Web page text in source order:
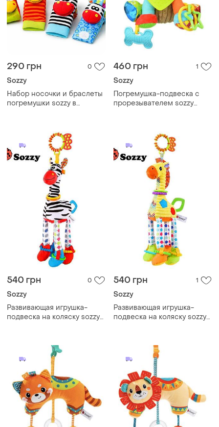
290 грн 0
Sozzy
Набор носочки и браслеты
погремушки sozzy в
460 грн 1
Sozzy
Погремушка-подвеска с
прорезывателем sozzy
540 грн 0
Sozzy
Развивающая игрушка-
подвеска на коляску sozzy
540 грн 1
Sozzy
Развивающая игрушка-
подвеска на коляску sozzy